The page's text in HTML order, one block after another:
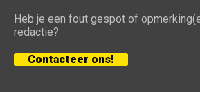
Heb je een fout gespot of
redactie?
Contacteer ons!